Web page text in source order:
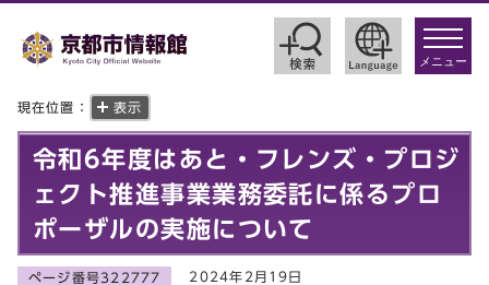
toggle
メニュー
現在位置： 表示
令和6年度はあと・フレンズ・プロジ
ェクト推進事業業務委託に係るプロ
ポーザルの実施について
ページ番号322777 2024年2月19日